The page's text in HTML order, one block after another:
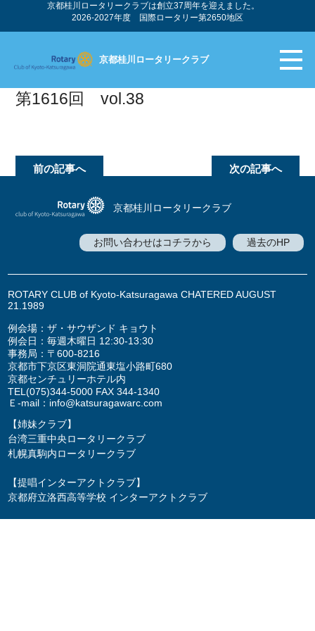
京都桂川ロータリークラブは創立37周年を迎えました。
2026-2027年度 国際ロータリー第2650地区
京都桂川ロータリークラブ
第1616回 vol.38
前の記事へ 次の記事へ
京都桂川ロータリークラブ
過去のHP
お問い合わせはコチラから
ROTARY CLUB of Kyoto-Katsuragawa CHATERED AUGUST
21.1989
例会場：ザ・サウザンド キョウト
例会日：毎週木曜日 12:30-13:30
事務局：〒600-8216
京都市下京区東洞院通東塩小路町680
京都センチュリーホテル内
TEL(075)344-5000 FAX 344-1340
Ｅ-mail： info@katsuragawarc.com
【姉妹クラブ】
台湾三重中央ロータリークラブ
札幌真駒内ロータリークラブ
【提唱インターアクトクラブ】
京都府立洛西高等学校 インターアクトクラブ